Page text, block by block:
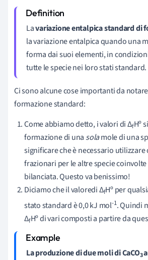
Lavariazione entalpica standard di
la variazione entalpica quando una
forma dai suoi elementi, in
tutte le specie nei loro stati standard.
Ci sono alcune cose importanti da
formazione standard:
Come abbiamo detto, i valori di ∆fHº
formazione di una solamole di una
significare che è necessario
frazionari per le altre specie
bilanciata. Questo va benissimo!
Diciamo che il valoredi ∆fHº per
stato standard è 0,0 kJ mol-1. Quindi
∆fHº di vari composti a partire da
La produzione di due moli di CaCO3